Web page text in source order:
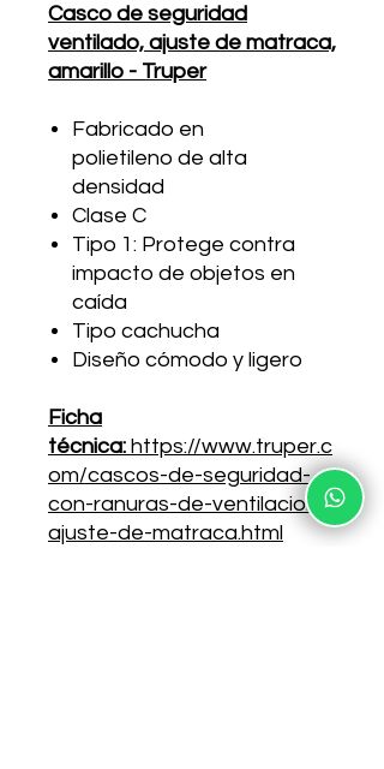
Casco de seguridad
ventilado, ajuste de matraca,
amarillo - Truper
Fabricado en
polietileno de alta
densidad
Clase C
Tipo 1: Protege contra
impacto de objetos en
caída
Tipo cachucha
Diseño cómodo y ligero
Ficha
técnica: https://www.truper.c
om/cascos-de-seguridad-
con-ranuras-de-ventilacion-
ajuste-de-matraca.html